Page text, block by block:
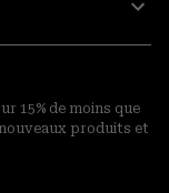
15% de moins que
produits et